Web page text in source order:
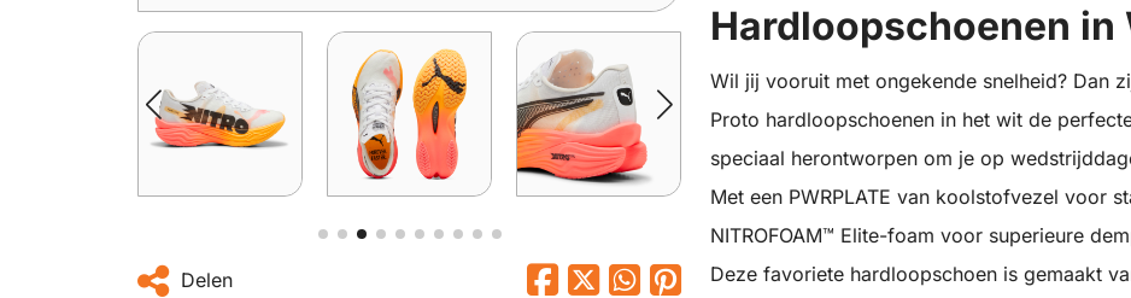
Delen
Hardloopschoenen in
Wil jij vooruit met ongekende snelheid? Dan
Proto hardloopschoenen in het wit de
speciaal herontworpen om je op
Met een PWRPLATE van koolstofvezel voor
NITROFOAM™ Elite-foam voor superieure
Deze favoriete hardloopschoen is gemaakt